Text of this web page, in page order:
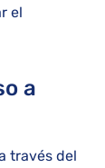
el
a
través del